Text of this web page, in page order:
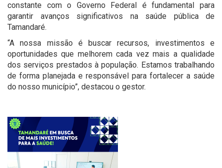
constante com o Governo Federal é fundamental para
garantir avanços significativos na saúde pública de
Tamandaré.
“A nossa missão é buscar recursos, investimentos e
oportunidades que melhorem cada vez mais a qualidade
dos serviços prestados à população. Estamos trabalhando
de forma planejada e responsável para fortalecer a saúde
do nosso município”, destacou o gestor.